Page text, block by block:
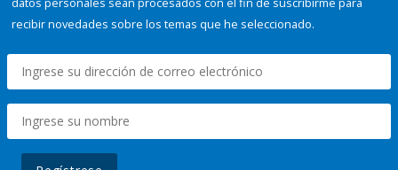
recibir novedades sobre los temas que he seleccionado.